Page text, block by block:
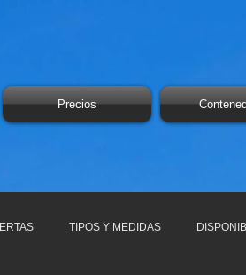
Precios
TIPOS Y MEDIDAS